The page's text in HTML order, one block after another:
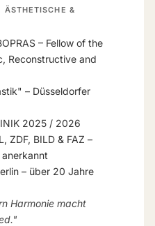
ÄSTHETISCHE &
– Fellow of the
Reconstructive and
– Düsseldorfer
2025 / 2026
ZDF, BILD & FAZ –
– über 20 Jahre
Harmonie macht